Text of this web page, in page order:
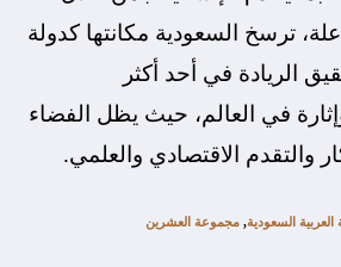
ترسخ السعودية مكانتها كدولة
الريادة في أحد أكثر
في العالم، حيث يظل الفضاء
والتقدم الاقتصادي والعلمي.
العربية السعودية, مجموعة العشرين